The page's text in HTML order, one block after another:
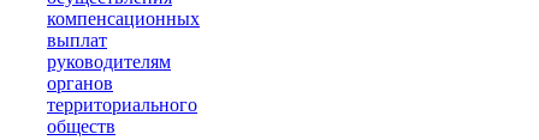
компенсационных
выплат
руководителям
органов
территориального
обществ